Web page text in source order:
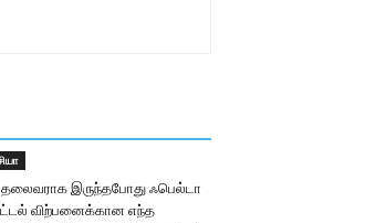
இருந்தபோது ஃபெல்டா
விற்பனைக்கான எந்த